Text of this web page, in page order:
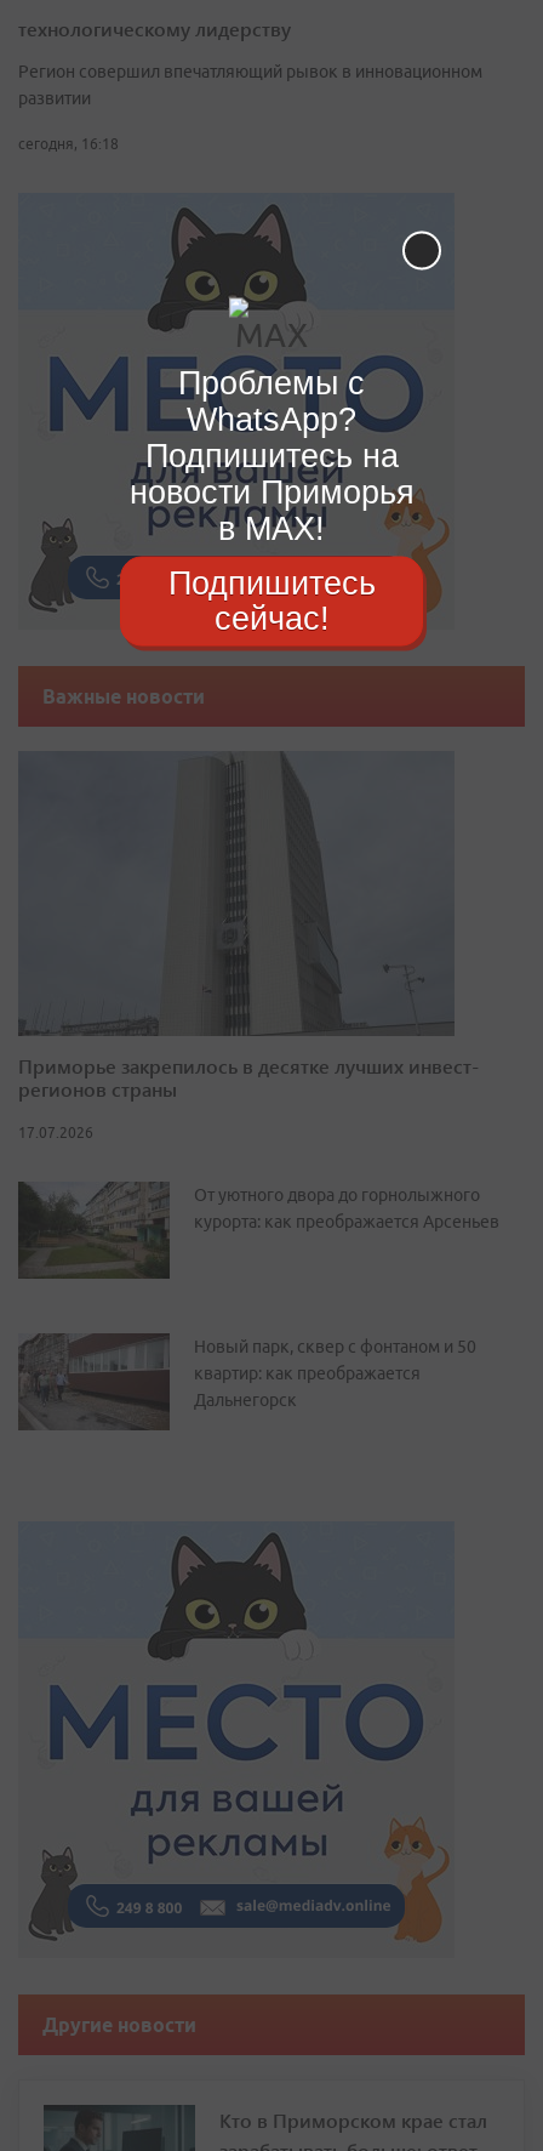
технологическому лидерству
Регион совершил впечатляющий рывок в инновационном
развитии
сегодня, 16:18
Важные новости
Приморье закрепилось в десятке лучших инвест-
регионов страны
17.07.2026
От уютного двора до горнолыжного
курорта: как преображается Арсеньев
Новый парк, сквер с фонтаном и 50
квартир: как преображается
Дальнегорск
Другие новости
Кто в Приморском крае стал
Проблемы с
WhatsApp?
Подпишитесь на
новости Приморья
в MAX!
Подпишитесь
сейчас!